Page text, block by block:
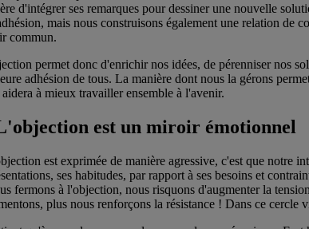
d'intégrer ses remarques pour dessiner une nouvelle
mais nous construisons également une relation de
commun.
permet donc d'enrichir nos idées, de pérenniser nos
adhésion de tous. La manière dont nous la gérons
aidera à mieux travailler ensemble à l'avenir.
est un miroir émotionnel
est exprimée de manière agressive, c'est que notre
ses habitudes, par rapport à ses besoins et
fermons à l'objection, nous risquons d'augmenter la
plus nous renforçons la résistance ! Dans ce